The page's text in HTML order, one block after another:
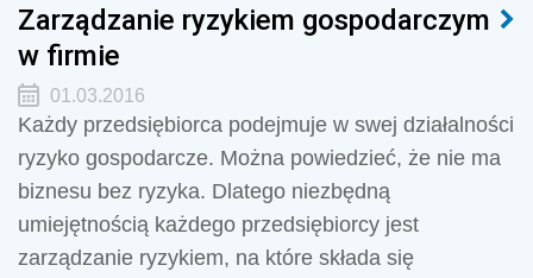
Zarządzanie ryzykiem gospodarczym
w firmie
01.03.2016
Każdy przedsiębiorca podejmuje w swej działalności
ryzyko gospodarcze. Można powiedzieć, że nie ma
biznesu bez ryzyka. Dlatego niezbędną
umiejętnością każdego przedsiębiorcy jest
zarządzanie ryzykiem, na które składa się